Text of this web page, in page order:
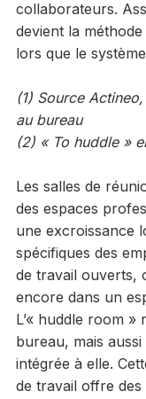
collaborateurs.
devient la
lors que le
(1) Source
au bureau
(2) « To huddle »
Les salles de
des espaces
une excroissance
spécifiques des
de travail ouverts,
encore dans un
L’« huddle room »
bureau, mais
intégrée à elle.
de travail offre des